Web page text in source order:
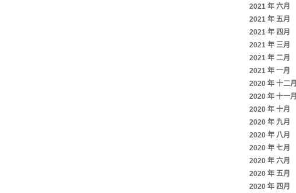
2021 年 六月
2021 年 五月
2021 年 四月
2021 年 三月
2021 年 二月
2021 年 一月
2020 年 十二月
2020 年 十一月
2020 年 十月
2020 年 九月
2020 年 八月
2020 年 七月
2020 年 六月
2020 年 五月
2020 年 四月